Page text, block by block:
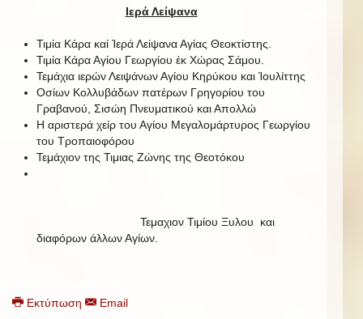
Ιερά Λείψανα
Τιμία Κάρα καί Ἱερά Λείψανα Αγίας Θεοκτίστης.
Τιμία Κάρα Αγίου Γεωργίου ἐκ Χώρας Σάμου.
Τεμάχια ιερών Λειψάνων Αγίου Κηρύκου και Ἰουλίττης
Οσίων Κολλυβάδων πατέρων Γρηγορίου του
Γραβανού, Σισώη Πνευματικού και Απολλώ
Η αριστερά χείρ του Αγίου Μεγαλομάρτυρος Γεωργίου
του Τροπαιοφόρου
Τεμάχιον της Τιμιας Ζώνης της Θεοτόκου
Τεμαχιον Τιμίου Ξυλου και
διαφόρων άλλων Αγίων.
Εκτύπωση Email